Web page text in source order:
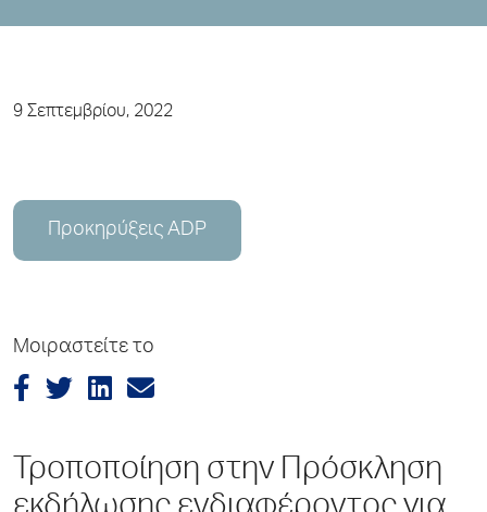
9 Σεπτεμβρίου, 2022
Προκηρύξεις ADP
Μοιραστείτε το
Τροποποίηση στην Πρόσκληση